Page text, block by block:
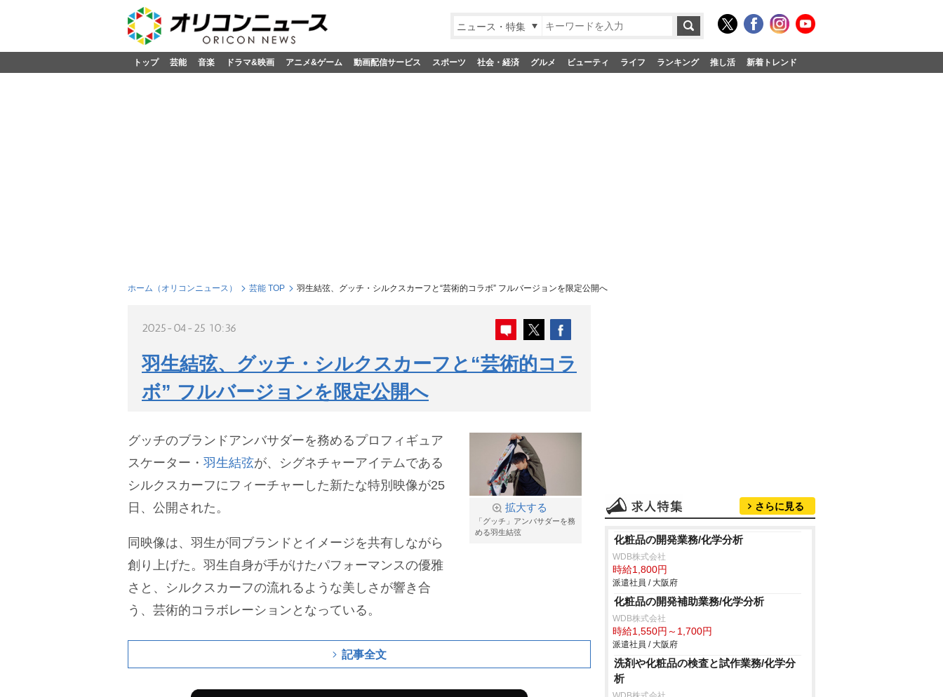
ニュース・特集
トップ 芸能 音楽 ドラマ&映画 アニメ&ゲーム 動画配信サービス スポーツ 社会・経済 グルメ ビューティ ライフ ランキング 推し活 新着トレンド
ホーム（オリコンニュース） 芸能 TOP 羽生結弦、グッチ・シルクスカーフと“芸術的コラボ” フルバージョンを限定公開へ
2025-04-25 10:36
羽生結弦、グッチ・シルクスカーフと“芸術的コラ
ボ” フルバージョンを限定公開へ
拡大する
「グッチ」アンバサダーを務
める羽生結弦
グッチのブランドアンバサダーを務めるプロフィギュア
スケーター・ 羽生結弦が、シグネチャーアイテムである
シルクスカーフにフィーチャーした新たな特別映像が25
日、公開された。
同映像は、羽生が同ブランドとイメージを共有しながら
創り上げた。羽生自身が手がけたパフォーマンスの優雅
さと、シルクスカーフの流れるような美しさが響き合
う、芸術的コラボレーションとなっている。
記事全文
さらに見る
化粧品の開発業務/化学分析
WDB株式会社
時給1,800円
派遣社員 / 大阪府
化粧品の開発補助業務/化学分析
WDB株式会社
時給1,550円～1,700円
派遣社員 / 大阪府
洗剤や化粧品の検査と試作業務/化学分
析